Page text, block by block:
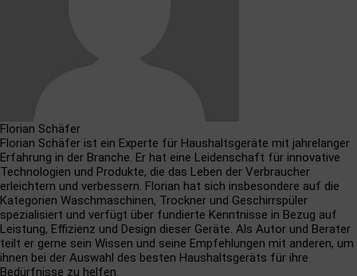
Florian Schäfer
Florian Schäfer ist ein Experte für Haushaltsgeräte mit jahrelanger
Erfahrung in der Branche. Er hat eine Leidenschaft für innovative
Technologien und Produkte, die das Leben der Verbraucher
erleichtern und verbessern. Florian hat sich insbesondere auf die
Kategorien Waschmaschinen, Trockner und Geschirrspüler
spezialisiert und verfügt über fundierte Kenntnisse in Bezug auf
Leistung, Effizienz und Design dieser Geräte. Als Autor und Berater
teilt er gerne sein Wissen und seine Empfehlungen mit anderen, um
ihnen bei der Auswahl des besten Haushaltsgeräts für ihre
Bedürfnisse zu helfen.